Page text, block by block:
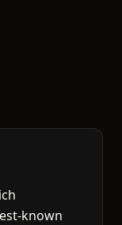
known